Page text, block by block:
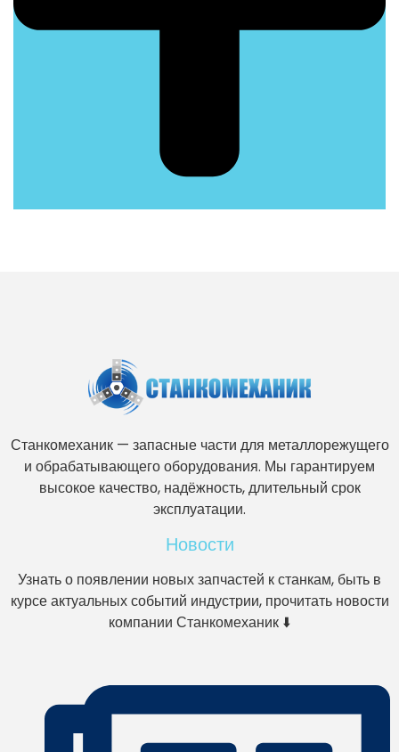
Станкомеханик — запасные части для металлорежущего
и обрабатывающего оборудования. Мы гарантируем
высокое качество, надёжность, длительный срок
эксплуатации.
Новости
Узнать о появлении новых запчастей к станкам, быть в
курсе актуальных событий индустрии, прочитать новости
компании Станкомеханик ⬇️